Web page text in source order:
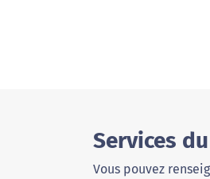
Services
Vous pouvez